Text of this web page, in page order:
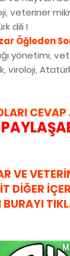
veteriner
dili I
Öğleden
yönetimi,
viroloji,
VE
DİĞER
BURAYI